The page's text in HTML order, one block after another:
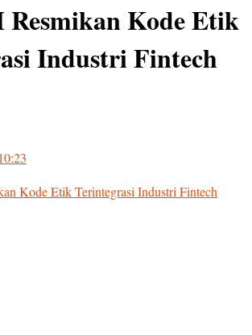
Kode Etik
Industri Fintech